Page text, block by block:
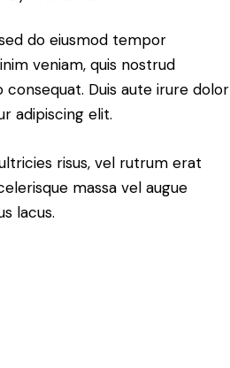
do eiusmod tempor
veniam, quis nostrud
Duis aute irure dolor
adipiscing elit.
risus, vel rutrum erat
massa vel augue
lacus.